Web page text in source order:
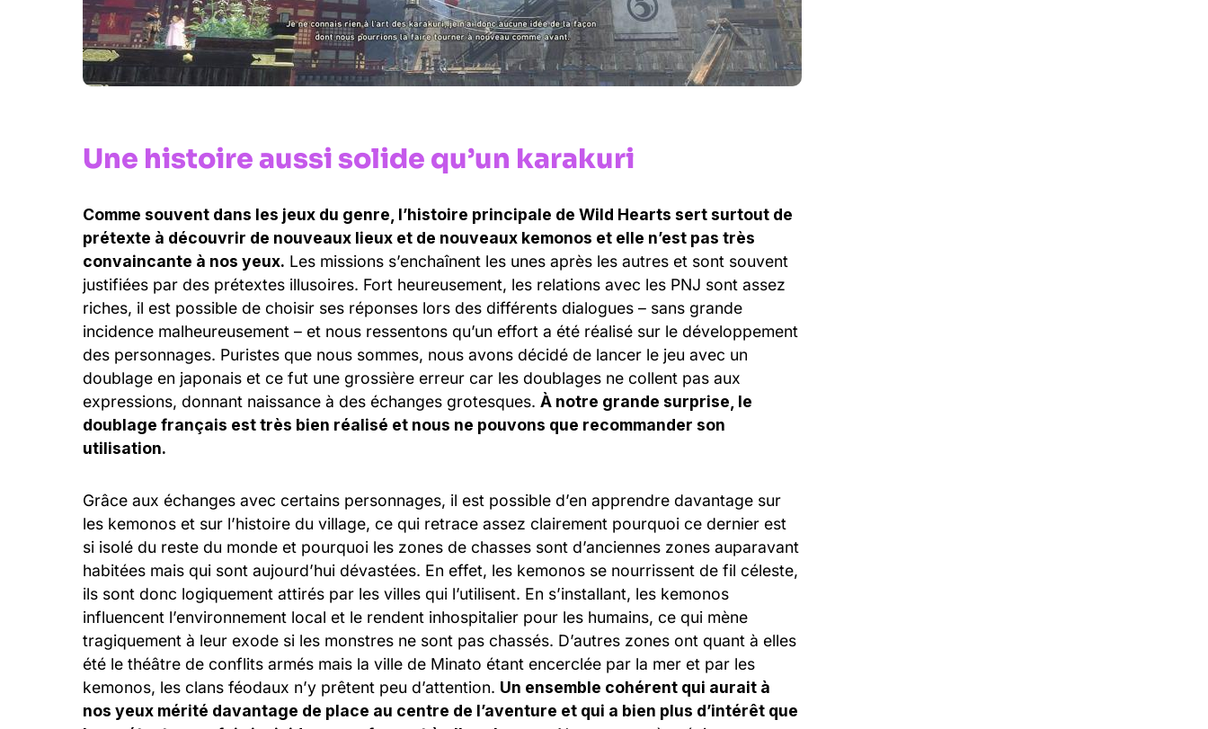
Une histoire aussi solide qu’un karakuri
Comme souvent dans les jeux du genre, l’histoire principale de Wild Hearts sert surtout de
prétexte à découvrir de nouveaux lieux et de nouveaux kemonos et elle n’est pas très
convaincante à nos yeux. Les missions s’enchaînent les unes après les autres et sont souvent
justifiées par des prétextes illusoires. Fort heureusement, les relations avec les PNJ sont assez
riches, il est possible de choisir ses réponses lors des différents dialogues – sans grande
incidence malheureusement – et nous ressentons qu’un effort a été réalisé sur le développement
des personnages. Puristes que nous sommes, nous avons décidé de lancer le jeu avec un
doublage en japonais et ce fut une grossière erreur car les doublages ne collent pas aux
expressions, donnant naissance à des échanges grotesques. À notre grande surprise, le
doublage français est très bien réalisé et nous ne pouvons que recommander son
utilisation.
Grâce aux échanges avec certains personnages, il est possible d’en apprendre davantage sur
les kemonos et sur l’histoire du village, ce qui retrace assez clairement pourquoi ce dernier est
si isolé du reste du monde et pourquoi les zones de chasses sont d’anciennes zones auparavant
habitées mais qui sont aujourd’hui dévastées. En effet, les kemonos se nourrissent de fil céleste,
ils sont donc logiquement attirés par les villes qui l’utilisent. En s’installant, les kemonos
influencent l’environnement local et le rendent inhospitalier pour les humains, ce qui mène
tragiquement à leur exode si les monstres ne sont pas chassés. D’autres zones ont quant à elles
été le théâtre de conflits armés mais la ville de Minato étant encerclée par la mer et par les
kemonos, les clans féodaux n’y prêtent peu d’attention. Un ensemble cohérent qui aurait à
nos yeux mérité davantage de place au centre de l’aventure et qui a bien plus d’intérêt que